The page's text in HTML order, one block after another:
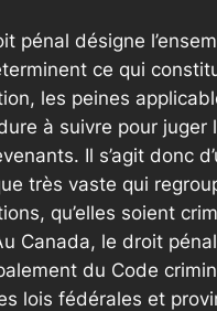
pénal désigne
ce qui
les peines
à suivre pour juger
Il s’agit donc
très vaste qui
qu’elles soient
Canada, le droit
du Code
lois fédérales et